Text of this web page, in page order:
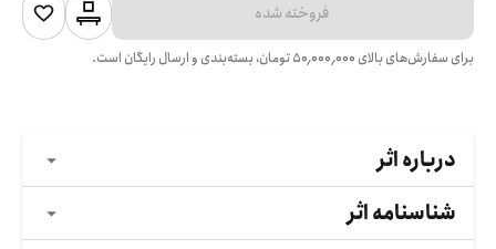
فروخته شده
برای سفارش‌های بالای ۵۰٬۰۰۰٬۰۰۰تومان، بسته‌بندی و ارسال رایگان است.
درباره اثر
شناسنامه اثر